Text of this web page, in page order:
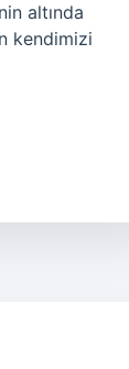
altında
kendimizi